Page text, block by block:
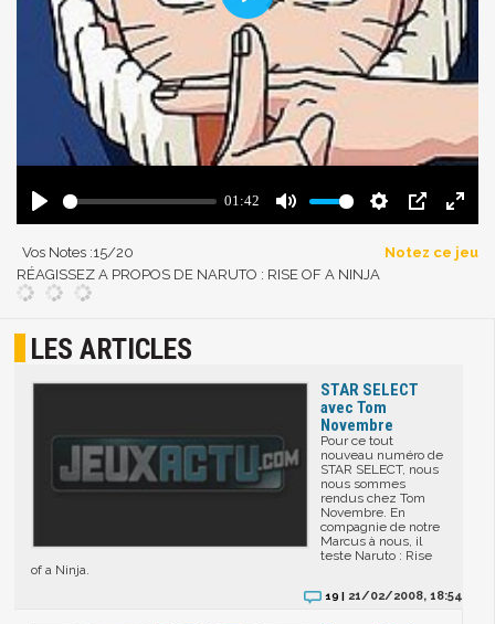
Vos Notes :15/20
Notez ce jeu
RÉAGISSEZ A PROPOS DE NARUTO : RISE OF A NINJA
LES ARTICLES
STAR SELECT
avec Tom
Novembre
Pour ce tout
nouveau numéro de
STAR SELECT, nous
nous sommes
rendus chez Tom
Novembre. En
compagnie de notre
Marcus à nous, il
teste Naruto : Rise
of a Ninja.
19 | 21/02/2008, 18:54